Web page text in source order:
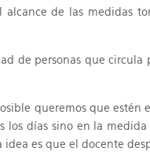
de las medidas
de personas que circula
queremos que estén
días sino en la
es que el docente